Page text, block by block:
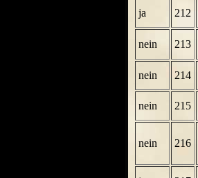
ja 212
nein 213
nein 214
nein 215
nein 216